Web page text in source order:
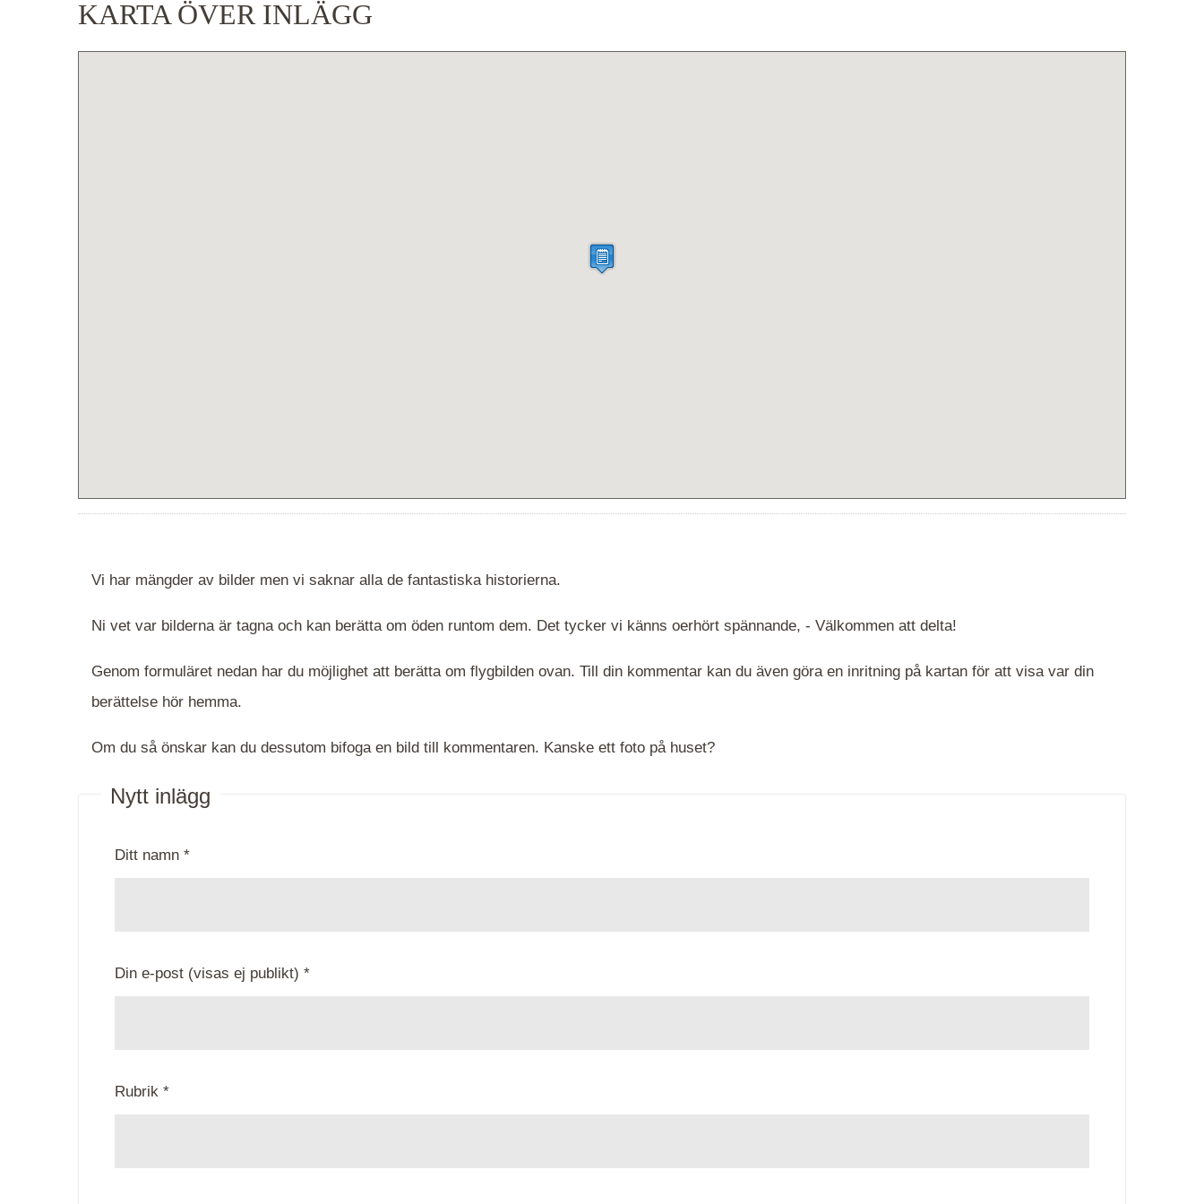
KARTA ÖVER INLÄGG
Vi har mängder av bilder men vi saknar alla de fantastiska historierna.
Ni vet var bilderna är tagna och kan berätta om öden runtom dem. Det tycker vi känns oerhört spännande, - Välkommen att delta!
Genom formuläret nedan har du möjlighet att berätta om flygbilden ovan. Till din kommentar kan du även göra en inritning på kartan för att visa var din
berättelse hör hemma.
Om du så önskar kan du dessutom bifoga en bild till kommentaren. Kanske ett foto på huset?
Nytt inlägg
Ditt namn *
Din e-post (visas ej publikt) *
Rubrik *